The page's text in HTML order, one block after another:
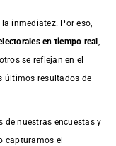
inmediatez. Por eso,
en tiempo real
se reflejan en el
últimos resultados de
de nuestras encuestasy
capturamos el